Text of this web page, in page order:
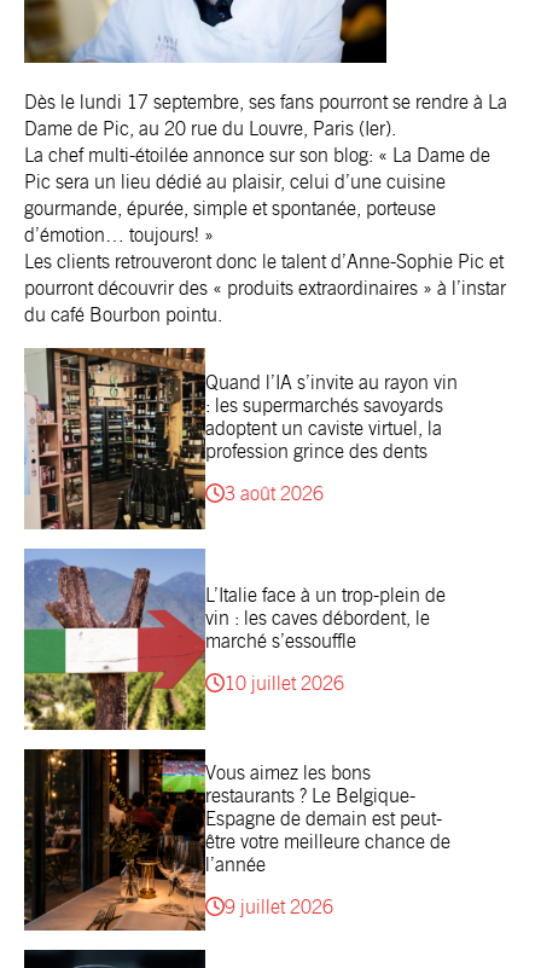
Dès le lundi 17 septembre, ses fans pourront se rendre à La
Dame de Pic, au 20 rue du Louvre, Paris (Ier).
La chef multi-étoilée annonce sur son blog: « La Dame de
Pic sera un lieu dédié au plaisir, celui d’une cuisine
gourmande, épurée, simple et spontanée, porteuse
d’émotion… toujours! »
Les clients retrouveront donc le talent d’Anne-Sophie Pic et
pourront découvrir des « produits extraordinaires » à l’instar
du café Bourbon pointu.
Quand l’IA s’invite au rayon vin
: les supermarchés savoyards
adoptent un caviste virtuel, la
profession grince des dents
3 août 2026
L’Italie face à un trop-plein de
vin : les caves débordent, le
marché s’essouffle
10 juillet 2026
Vous aimez les bons
restaurants ? Le Belgique-
Espagne de demain est peut-
être votre meilleure chance de
l’année
9 juillet 2026